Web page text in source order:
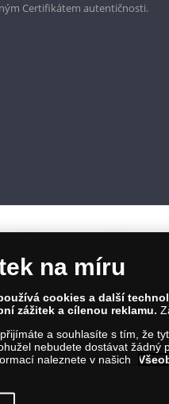
Certifikátem autentičnosti.
661/4, 186 00 Praha 8; Tel.: 810 100
IČ: 28507622; DIČ:
v Praze, oddíl C, vložka 146644
na míru
cookies a další
zážitek a cílenou reklamu.
přijímáte a souhlasíte s tím, že
nebudete dostávat
naleznete v našich